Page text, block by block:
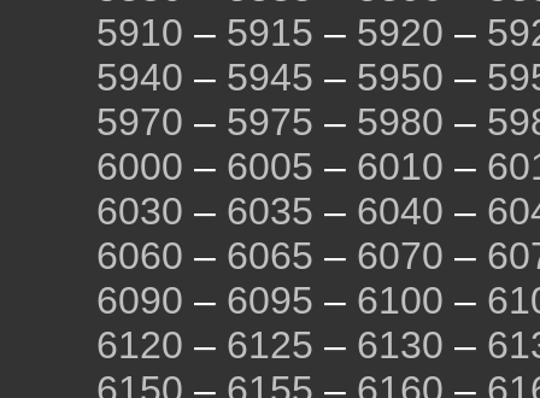
5910 – 5915 – 5920 –
5940 – 5945 – 5950 –
5970 – 5975 – 5980 –
6000 – 6005 – 6010 –
6030 – 6035 – 6040 –
6060 – 6065 – 6070 –
6090 – 6095 – 6100 –
6120 – 6125 – 6130 –